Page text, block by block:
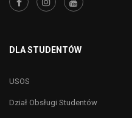
DLA STUDENTÓW
USOS
Dział Obsługi Studentów